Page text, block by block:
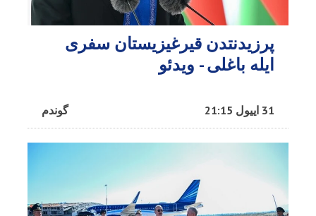
پرزیدنتدن قیرغیزیستان سفری
ایله باغلی - ویدئو
گوندم 31 اییول 21:15